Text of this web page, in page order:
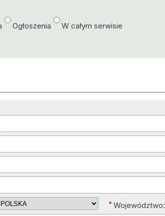
Ogłoszenia W całym serwisie
*Województwo: